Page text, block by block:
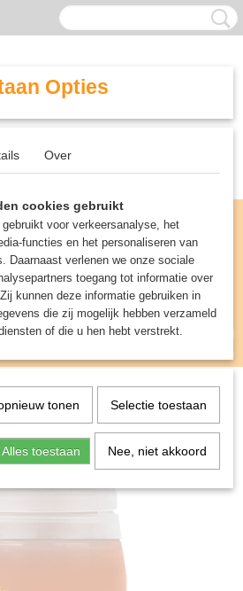
UW WINKELWAGEN
(0)
>Contrast: Magmadroth
Opties
Over
cookies gebruikt
voor verkeersanalyse, het
functies en het personaliseren van
Daarnaast verlenen we onze sociale
toegang tot informatie over
kunnen deze informatie gebruiken in
die zij mogelijk hebben verzameld
of die u hen hebt verstrekt.
tonen Selectie toestaan
Alles toestaan Nee, niet akkoord